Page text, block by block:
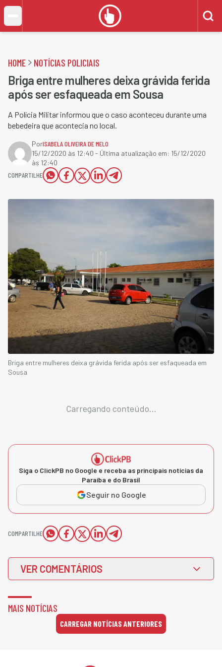
HOME NOTÍCIAS POLICIAIS
Briga entre mulheres deixa grávida ferida
após ser esfaqueada em Sousa
A Polícia Militar informou que o caso aconteceu durante uma
bebedeira que acontecia no local.
PorISABELA OLIVEIRA DE MELO
15/12/2020 às 12:40 - Última atualização em: 15/12/2020
às 12:40
COMPARTILHE
Briga entre mulheres deixa grávida ferida após ser esfaqueada em
Sousa
Carregando conteúdo...
Siga o ClickPB no Google e receba as principais notícias da
Paraíba e do Brasil
Seguir no Google
COMPARTILHE
VER COMENTÁRIOS
MAIS NOTÍCIAS
CARREGAR NOTÍCIAS ANTERIORES